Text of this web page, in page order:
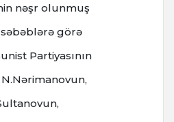
nəşr olunmuş
görə
Partiyasının